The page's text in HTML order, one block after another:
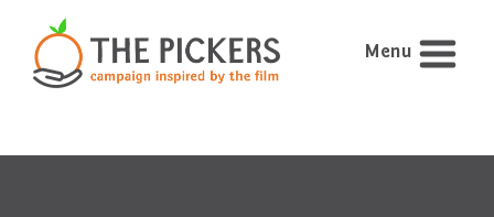
Menu